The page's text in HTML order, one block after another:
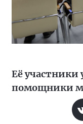
Её
помощники